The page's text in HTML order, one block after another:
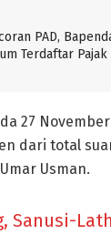
PAD,
Terdaftar Pajak
27 November
dari total
Usman.
Sanusi-